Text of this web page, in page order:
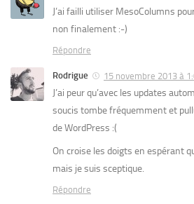
J’ai failli utiliser MesoColumns
non finalement :-)
Répondre
Rodrigue 15 novembre 2013 à
J’ai peur qu’avec les updates
soucis tombe fréquemment et
de WordPress :(
On croise les doigts en espérant
mais je suis sceptique.
Répondre